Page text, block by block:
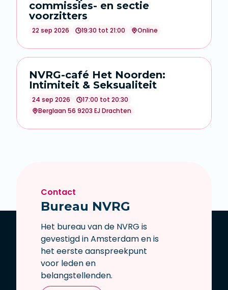
commissies- en sectie
voorzitters
22 sep 2026 19:30 tot 21:00 Online
NVRG-café Het Noorden:
Intimiteit & Seksualiteit
24 sep 2026
17:00 tot 20:30
Berglaan 56 9203 EJ Drachten
Contact
Bureau NVRG
Het bureau van de NVRG is
gevestigd in Amsterdam en is
het eerste aanspreekpunt
voor leden en
belangstellenden.